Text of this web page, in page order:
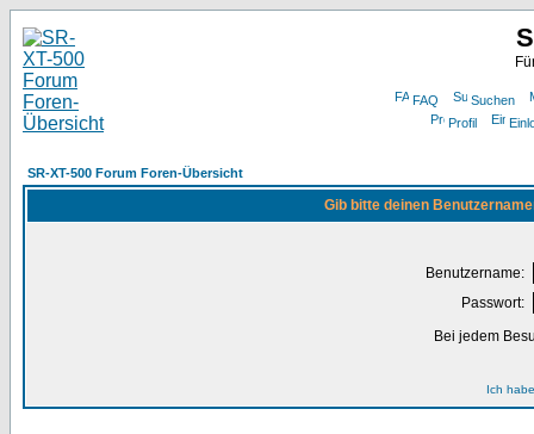
FAQ
Suchen
Profil
SR-XT-500 Forum Foren-Übersicht
Gib bitte deinen
Benutzername:
Passwort:
Bei jedem
Ich